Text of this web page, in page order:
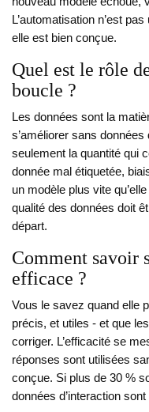
L’automatisation n’est
elle est bien conçue.
Quel est le rôle
boucle ?
Les données sont la
s’améliorer sans données
seulement la quantité qui
donnée mal étiquetée,
un modèle plus vite
qualité des données doit
départ.
Comment savoir
efficace ?
Vous le savez quand elle
précis, et utiles - et que
corriger. L’efficacité se
réponses sont utilisées
conçue. Si plus de 30 %
données d’interaction